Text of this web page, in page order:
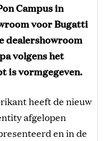
Campus in
voor Bugatti
dealershowroom
volgens het
is vormgegeven.
heeft de nieuw
afgelopen
en in de